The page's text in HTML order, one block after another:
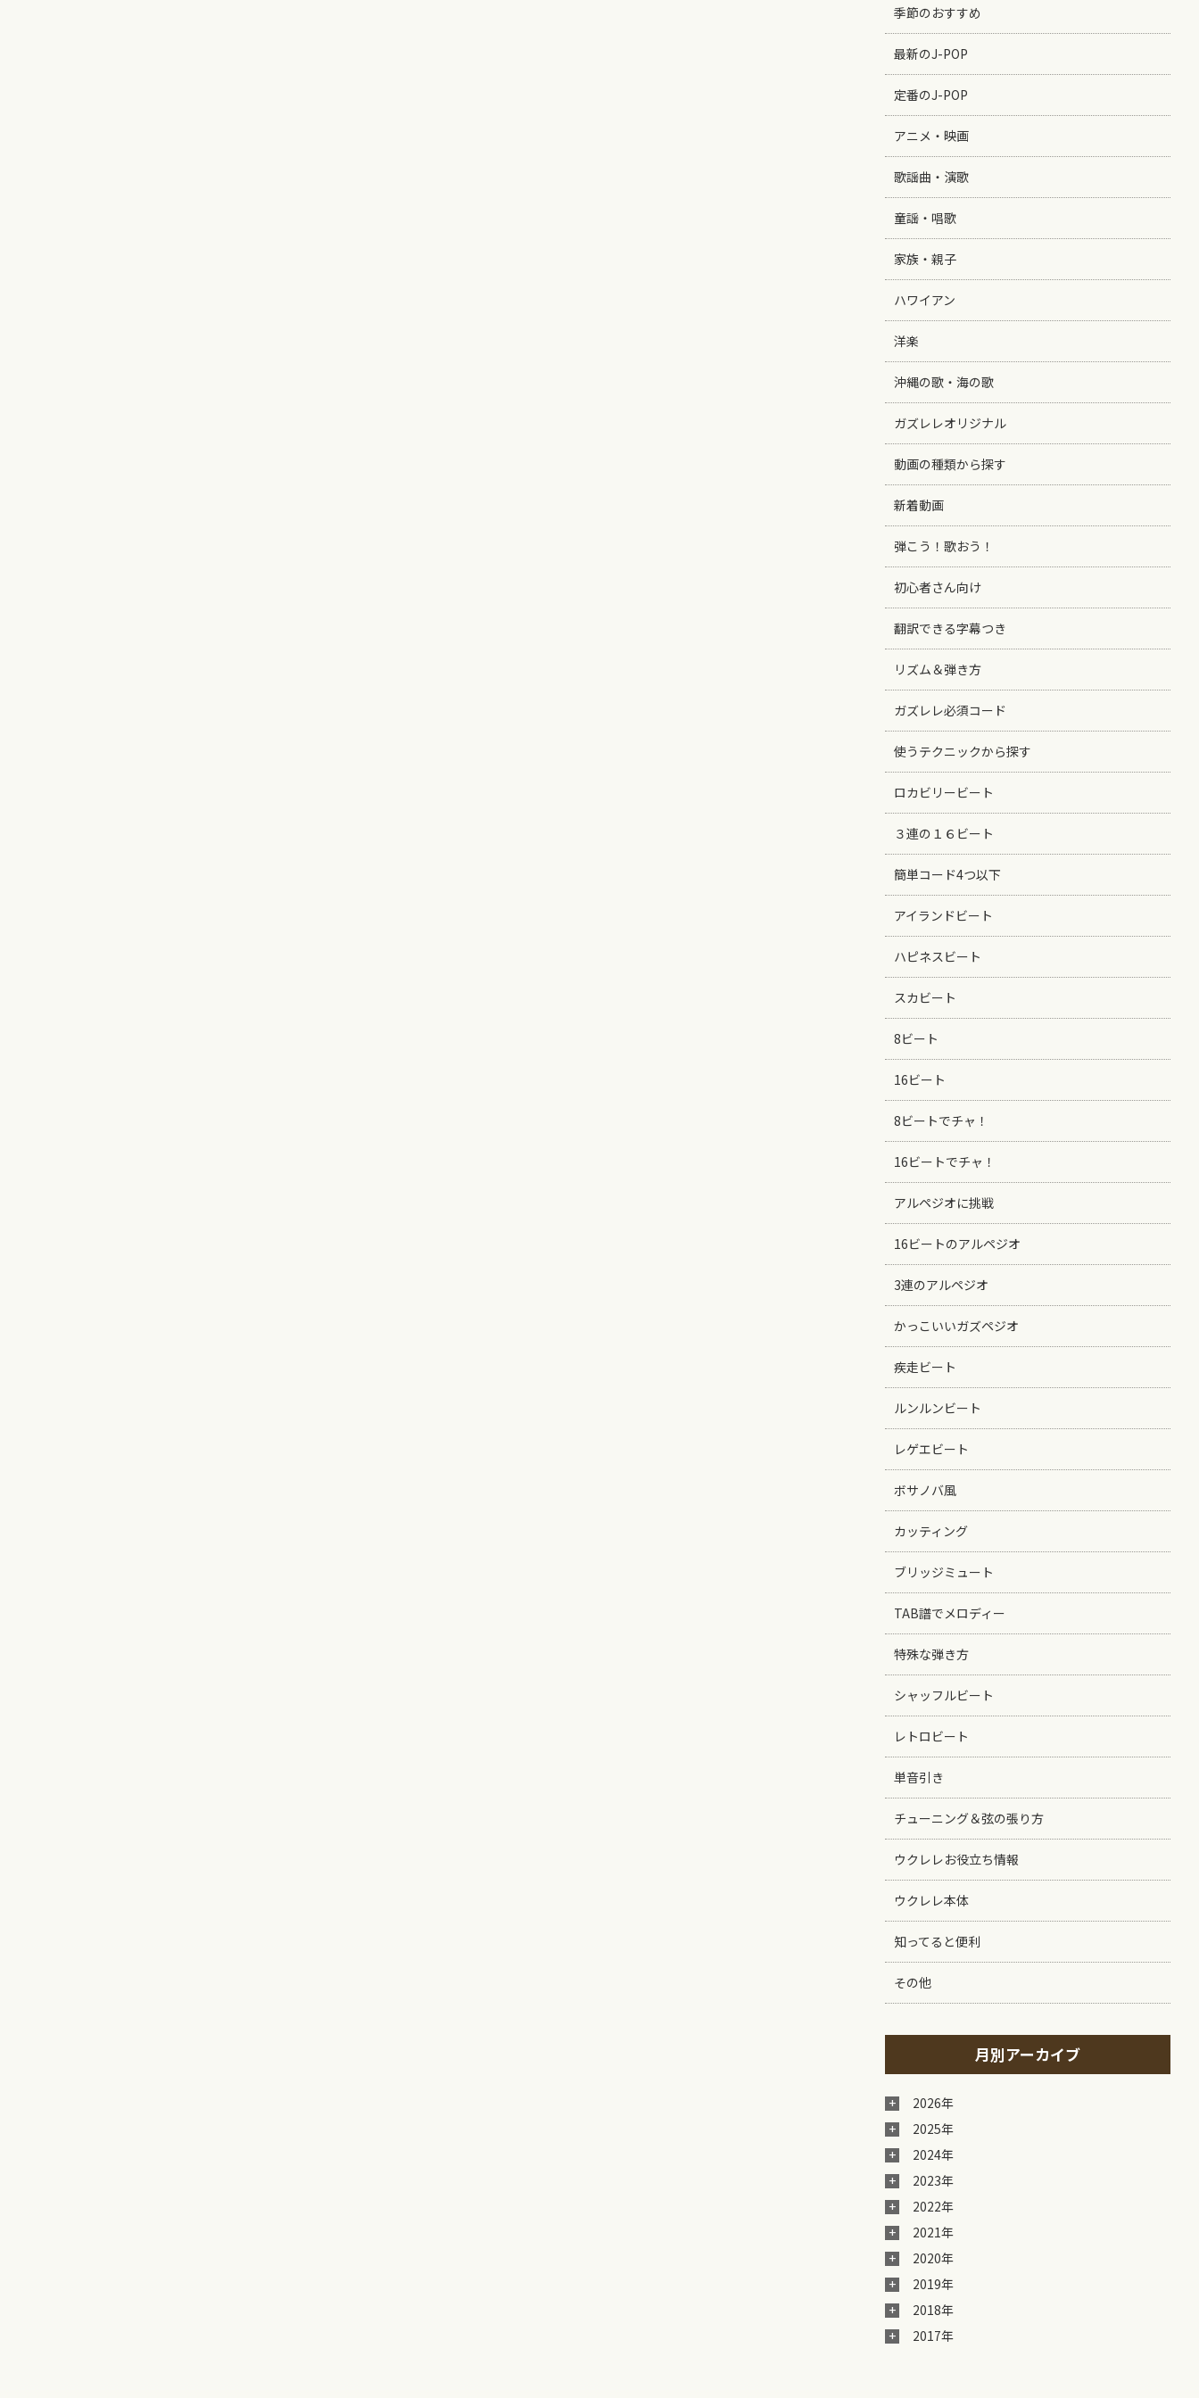
季節のおすすめ
最新のJ-POP
定番のJ-POP
アニメ・映画
歌謡曲・演歌
童謡・唱歌
家族・親子
ハワイアン
洋楽
沖縄の歌・海の歌
ガズレレオリジナル
動画の種類から探す
新着動画
弾こう！歌おう！
初心者さん向け
翻訳できる字幕つき
リズム＆弾き方
ガズレレ必須コード
使うテクニックから探す
ロカビリービート
３連の１６ビート
簡単コード4つ以下
アイランドビート
ハピネスビート
スカビート
8ビート
16ビート
8ビートでチャ！
16ビートでチャ！
アルペジオに挑戦
16ビートのアルペジオ
3連のアルペジオ
かっこいいガズペジオ
疾走ビート
ルンルンビート
レゲエビート
ボサノバ風
カッティング
ブリッジミュート
TAB譜でメロディー
特殊な弾き方
シャッフルビート
レトロビート
単音引き
チューニング＆弦の張り方
ウクレレお役立ち情報
ウクレレ本体
知ってると便利
その他
月別アーカイブ
2026年
2025年
2024年
2023年
2022年
2021年
2020年
2019年
2018年
2017年